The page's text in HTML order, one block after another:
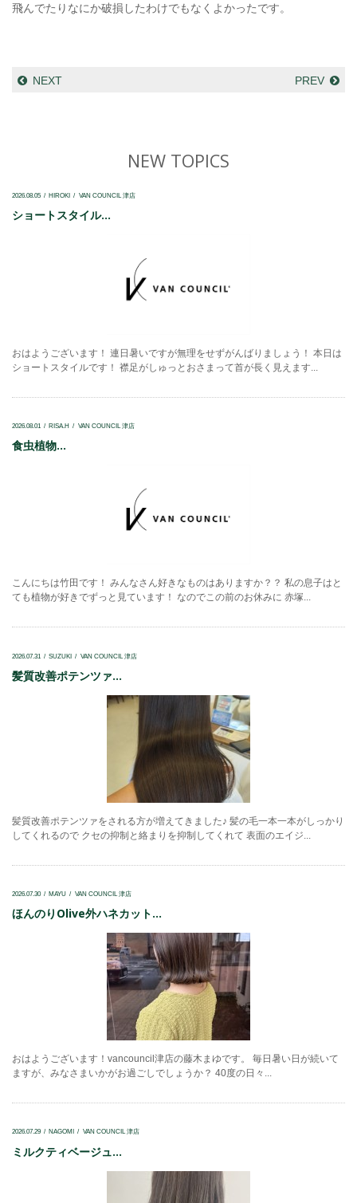
飛んでたりなにか破損したわけでもなくよかったです。
NEXT PREV
NEW TOPICS
2026.08.05 HIROKI VAN COUNCIL 津店
ショートスタイル...
おはようございます！ 連日暑いですが無理をせずがんばりましょう！ 本日は
ショートスタイルです！ 襟足がしゅっとおさまって首が長く見えます...
2026.08.01 RISA.H VAN COUNCIL 津店
食虫植物...
こんにちは竹田です！ みんなさん好きなものはありますか？？ 私の息子はと
ても植物が好きでずっと見ています！ なのでこの前のお休みに 赤塚...
2026.07.31 SUZUKI VAN COUNCIL 津店
髪質改善ポテンツァ...
髪質改善ポテンツァをされる方が増えてきました♪ 髪の毛一本一本がしっかり
してくれるので クセの抑制と絡まりを抑制してくれて 表面のエイジ...
2026.07.30 MAYU VAN COUNCIL 津店
ほんのりOlive外ハネカット...
おはようございます！vancouncil津店の藤木まゆです。 毎日暑い日が続いて
ますが、みなさまいかがお過ごしでしょうか？ 40度の日々...
2026.07.29 NAGOMI VAN COUNCIL 津店
ミルクティベージュ...